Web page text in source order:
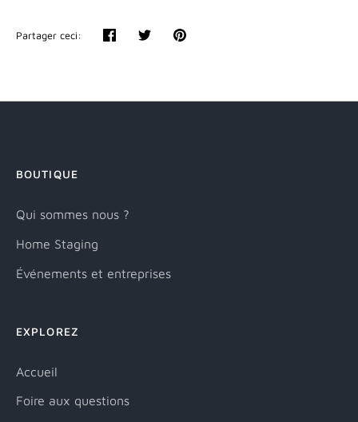
Partager ceci:
PartagerTweeterÉpingler
BOUTIQUE
Qui sommes nous ?
Home Staging
Événements et entreprises
EXPLOREZ
Accueil
Foire aux questions